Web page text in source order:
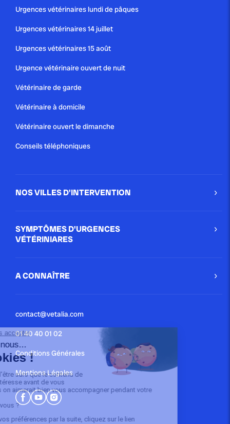
Urgences vétérinaires lundi de pâques
Urgences vétérinaires 14 juillet
Urgences vétérinaires 15 août
Urgence vétérinaire ouvert de nuit
Vétérinaire de garde
Vétérinaire à domicile
Vétérinaire ouvert le dimanche
Conseils téléphoniques
NOS VILLES D'INTERVENTION
SYMPTÔMES D'URGENCES
VÉTÉRINIARES
A CONNAÎTRE
contact@vetalia.com
01 40 40 01 02
Conditions Générales
Mentions Légales